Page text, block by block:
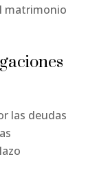
matrimonio
las deudas